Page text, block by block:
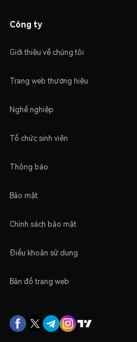
Công ty
Giới thiệu về chúng tôi
Trang web thương hiệu
Nghề nghiệp
Tổ chức sinh viên
Thông báo
Bảo mật
Chính sách bảo mật
Điều khoản sử dụng
Bản đồ trang web